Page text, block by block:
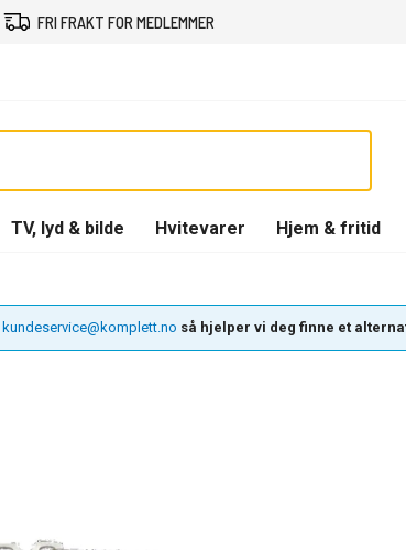
FRI FRAKT FOR MEDLEMMER
TV, lyd & bilde Hvitevarer Hjem & fritid
kundeservice@komplett.no så hjelper vi deg finne et